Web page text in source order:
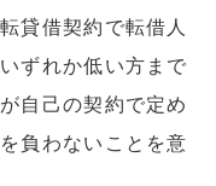
貸借契約で転借人
ずれか低い方まで
自己の契約で定め
負わないことを意